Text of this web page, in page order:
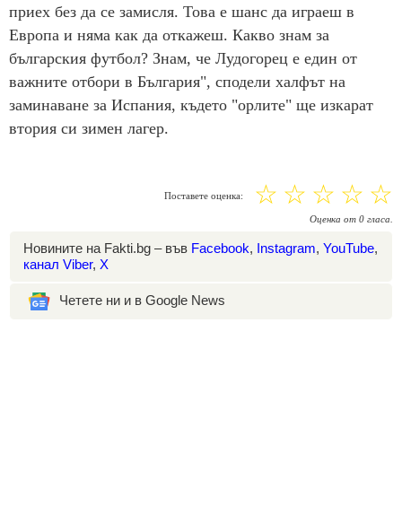
приех без да се замисля. Това е шанс да играеш в
Европа и няма как да откажеш. Какво знам за
българския футбол? Знам, че Лудогорец е един от
важните отбори в България", сподели халфът на
заминаване за Испания, където "орлите" ще изкарат
втория си зимен лагер.
Поставете оценка: ☆
☆
☆
☆
☆
Оценка от 0 гласа.
Новините на Fakti.bg – във Facebook, Instagram, YouTube,
канал Viber, X
Четете ни и в Google News